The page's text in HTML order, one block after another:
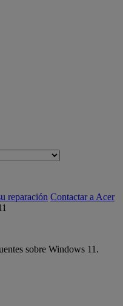
reparación Contactar a Acer
sobre Windows 11.